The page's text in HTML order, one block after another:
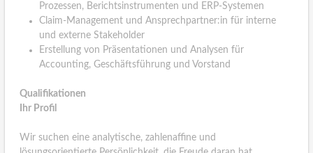
Prozessen, Berichtsinstrumenten und ERP-Systemen
Claim-Management und Ansprechpartner:in für interne
und externe Stakeholder
Erstellung von Präsentationen und Analysen für
Accounting, Geschäftsführung und Vorstand
Qualifikationen
Ihr Profil
Wir suchen eine analytische, zahlenaffine und